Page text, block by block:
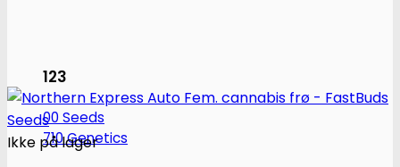
123
00 Seeds
710 Genetics
Ikke på lager